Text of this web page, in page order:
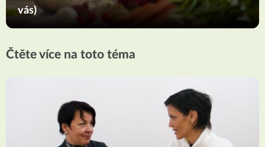
vás)
Čtěte více na toto téma